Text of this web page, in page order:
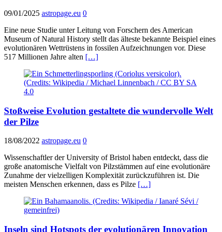
09/01/2025 astropage.eu 0
Eine neue Studie unter Leitung von Forschern des American
Museum of Natural History stellt das älteste bekannte Beispiel eines
evolutionären Wettrüstens in fossilen Aufzeichnungen vor. Diese
517 Millionen Jahre alten […]
Stoßweise Evolution gestaltete die wundervolle Welt
der Pilze
18/08/2022 astropage.eu 0
Wissenschaftler der University of Bristol haben entdeckt, dass die
große anatomische Vielfalt von Pilzstämmen auf eine evolutionäre
Zunahme der vielzelligen Komplexität zurückzuführen ist. Die
meisten Menschen erkennen, dass es Pilze […]
Inseln sind Hotspots der evolutionären Innovation